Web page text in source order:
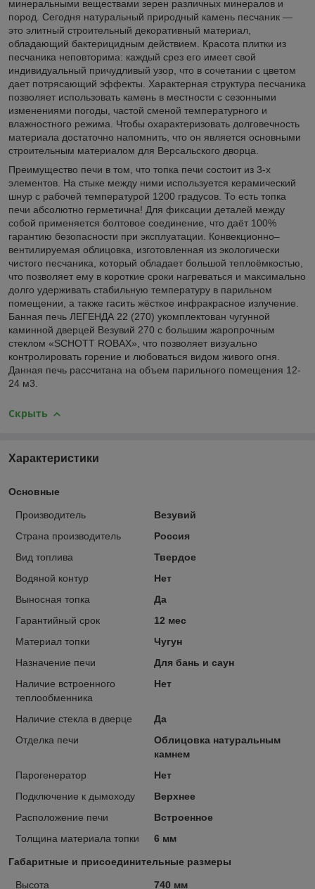
минеральными веществами зерен различных минералов и
пород. Сегодня натуральный природный камень песчаник —
это элитный строительный декоративный материал,
обладающий бактерицидным действием. Красота плитки из
песчаника неповторима: каждый срез его имеет свой
индивидуальный причудливый узор, что в сочетании с цветом
дает потрясающий эффекты. Характерная структура песчаника
позволяет использовать камень в местности с сезонными
изменениями погоды, частой сменой температурного и
влажностного режима. Чтобы охарактеризовать долговечность
материала достаточно напомнить, что он является основными
строительным материалом для Версальского дворца.
Преимущество печи в том, что топка печи состоит из 3-х
элементов. На стыке между ними используется керамический
шнур с рабочей температурой 1200 градусов. То есть топка
печи абсолютно герметична! Для фиксации деталей между
собой применяется болтовое соединение, что даёт 100%
гарантию безопасности при эксплуатации. Конвекционно–
вентилируемая облицовка, изготовленная из экологически
чистого песчаника, который обладает большой теплоёмкостью,
что позволяет ему в короткие сроки нагреваться и максимально
долго удерживать стабильную температуру в парильном
помещении, а также гасить жёсткое инфракрасное излучение.
Банная печь ЛЕГЕНДА 22 (270) укомплектован чугунной
каминной дверцей Везувий 270 с большим жаропрочным
стеклом «SCHOTT ROBAX», что позволяет визуально
контролировать горение и любоваться видом живого огня.
Данная печь рассчитана на объем парильного помещения 12-
24 м3.
Скрыть
Характеристики
Основные
Производитель
Везувий
Страна производитель
Россия
Вид топлива
Твердое
Водяной контур
Нет
Выносная топка
Да
Гарантийный срок
12 мес
Материал топки
Чугун
Назначение печи
Для бань и саун
Наличие встроенного
теплообменника
Нет
Наличие стекла в дверце
Да
Отделка печи
Облицовка натуральным
камнем
Парогенератор
Нет
Подключение к дымоходу
Верхнее
Расположение печи
Встроенное
Толщина материала топки
6 мм
Габаритные и присоединительные размеры
Высота 740 мм